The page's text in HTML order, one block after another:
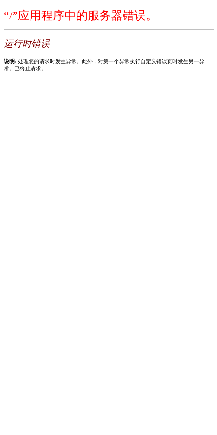
“/”应用程序中的服务器错误。
运行时错误
说明: 处理您的请求时发生异常。此外，对第一个异常执行自定义错误页时发生另一异
常。已终止请求。